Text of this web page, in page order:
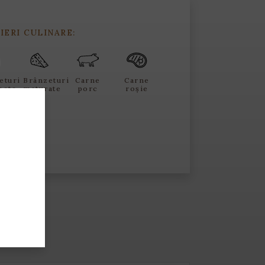
CULINARE:
Brânzeturi
maturate
Carne
porc
Carne
roșie